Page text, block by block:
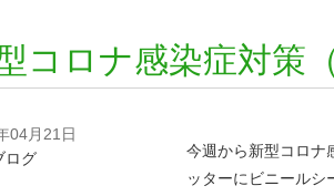
コロナ感染症対策
04月21日
ログ
今週から新型コロナ
ッターにビニールシ